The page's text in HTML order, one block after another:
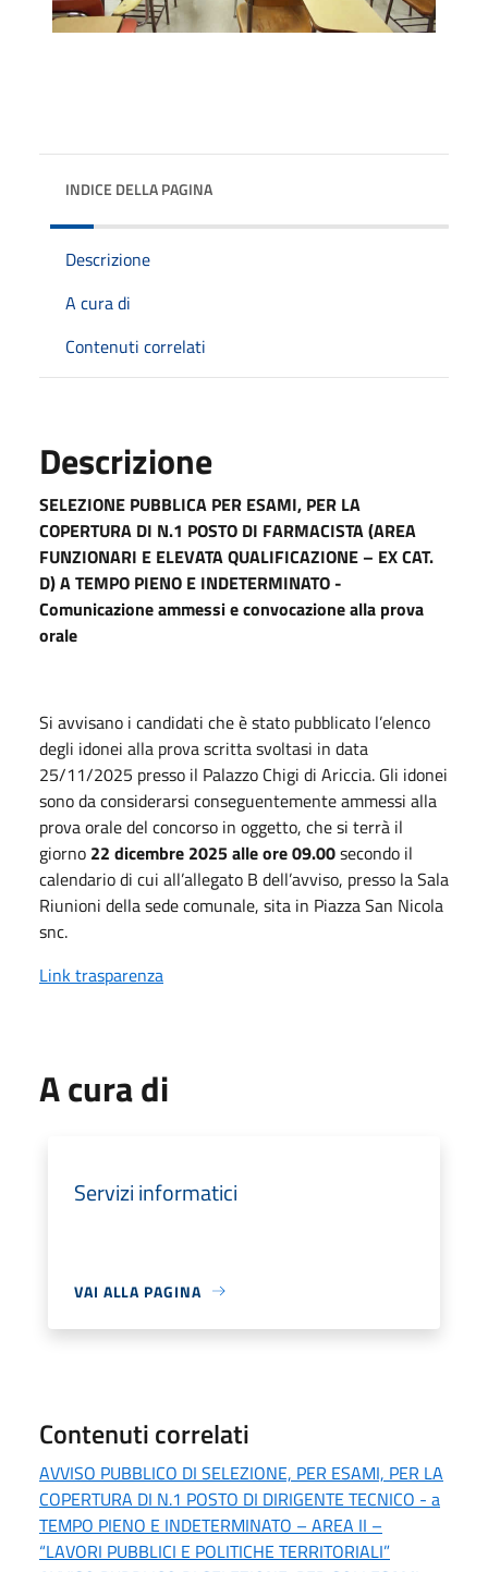
INDICE DELLA PAGINA
Descrizione
A cura di
Contenuti correlati
Descrizione
SELEZIONE PUBBLICA PER ESAMI, PER LA
COPERTURA DI N.1 POSTO DI FARMACISTA (AREA
FUNZIONARI E ELEVATA QUALIFICAZIONE – EX CAT.
D) A TEMPO PIENO E INDETERMINATO -
Comunicazione ammessi e convocazione alla prova
orale
Si avvisano i candidati che è stato pubblicato l’elenco
degli idonei alla prova scritta svoltasi in data
25/11/2025 presso il Palazzo Chigi di Ariccia. Gli idonei
sono da considerarsi conseguentemente ammessi alla
prova orale del concorso in oggetto, che si terrà il
giorno 22 dicembre 2025 alle ore 09.00secondo il
calendario di cui all’allegato B dell’avviso, presso la Sala
Riunioni della sede comunale, sita in Piazza San Nicola
snc.
Link trasparenza
A cura di
Servizi informatici
VAI ALLA PAGINA
Contenuti correlati
AVVISO PUBBLICO DI SELEZIONE, PER ESAMI, PER LA
COPERTURA DI N.1 POSTO DI DIRIGENTE TECNICO - a
TEMPO PIENO E INDETERMINATO – AREA II –
“LAVORI PUBBLICI E POLITICHE TERRITORIALI”